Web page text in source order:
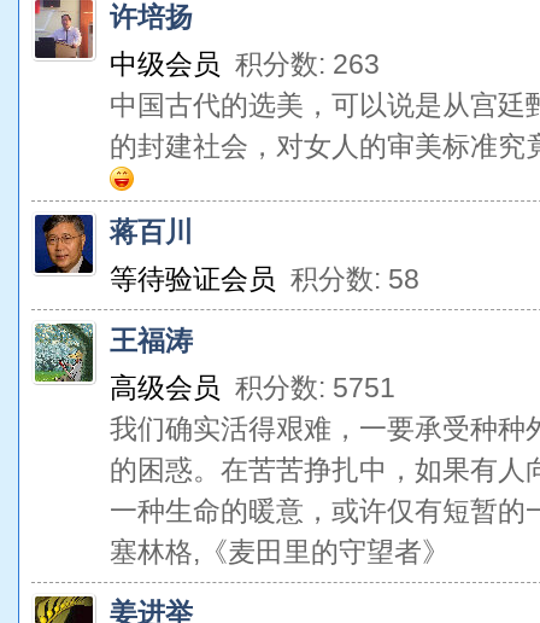
许培扬
中级会员 积分数: 263
中国古代的选美，可以说是从宫
的封建社会，对女人的审美标准究
蒋百川
等待验证会员 积分数: 58
王福涛
高级会员 积分数: 5751
我们确实活得艰难，一要承受种
的困惑。在苦苦挣扎中，如果有
一种生命的暖意，或许仅有短暂
塞林格,《麦田里的守望者》
姜进举